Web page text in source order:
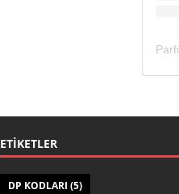
ETIKETLER
DP KODLARI (5)